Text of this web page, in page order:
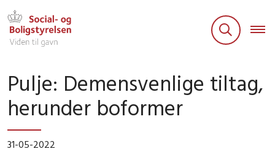
Pulje: Demensvenlige tiltag,
herunder boformer
31-05-2022